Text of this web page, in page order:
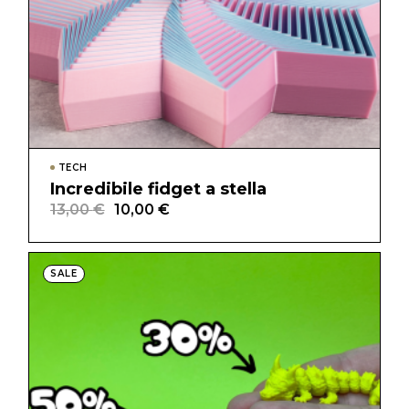
TECH
Incredibile fidget a stella
13,00€
Il
originale
13,00 €.
10,00 €
Il
attuale
10,00 €.
SALE